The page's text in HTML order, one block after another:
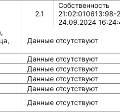
2.1
Собственность
21:02:010613:98-
24.09.2024
Данные отсутствуют
Данные отсутствуют
Данные отсутствуют
Данные отсутствуют
Данные отсутствуют
Данные отсутствуют